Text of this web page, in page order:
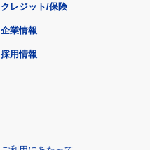
クレジット/保険
企業情報
採用情報